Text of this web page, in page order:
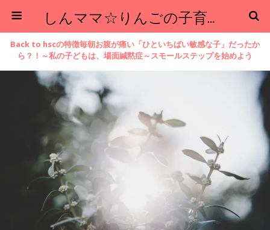
しんママ☆りんごの子育てブログ
Back to hscの特徴毎朝お腹が痛い「ひといちばい敏感な子」だったか
ら？！～私の子どもは、場面緘黙症～スモールステップを始めよう